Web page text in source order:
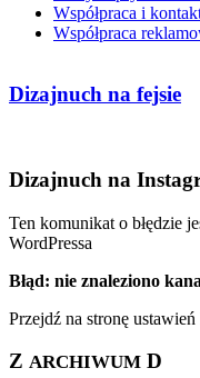
Współpraca i
Współpraca
Dizajnuch na fejsie
Dizajnuch na
Ten komunikat o błędzie
WordPressa
Błąd: nie znaleziono
Przejdź na stronę
Z ARCHIWUM D